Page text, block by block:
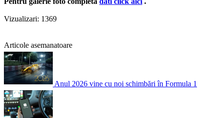
Vizualizari: 1369
Articole asemanatoare
Anul 2026 vine cu noi schimbări în Formula 1